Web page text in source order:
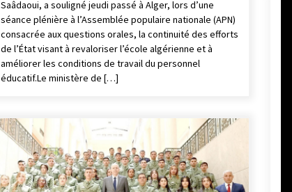
Saâdaoui, a souligné jeudi passé à Alger, lors d’une
séance plénière à l’Assemblée populaire nationale (APN)
consacrée aux questions orales, la continuité des efforts
de l’État visant à revaloriser l’école algérienne et à
améliorer les conditions de travail du personnel
éducatif.Le ministère de […]